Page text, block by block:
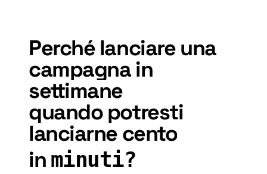
Perchélanciareuna
campagnain
settimane
quandopotresti
lanciarnecento
in minuti?